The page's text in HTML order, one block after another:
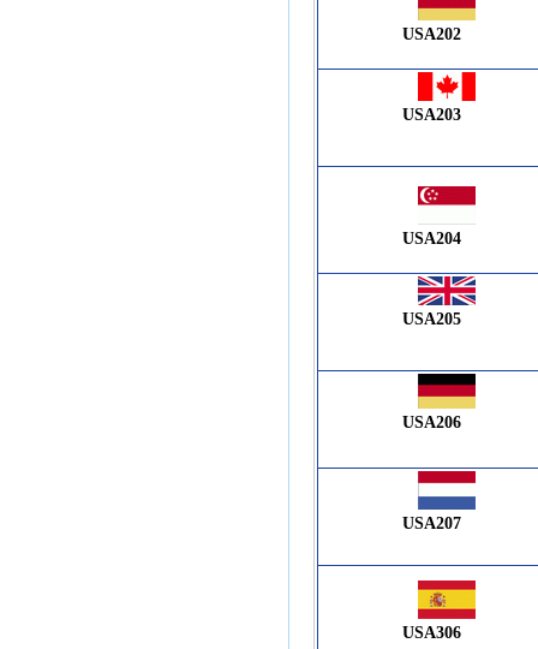
USA202
USA203
USA204
USA205
USA206
USA207
USA306